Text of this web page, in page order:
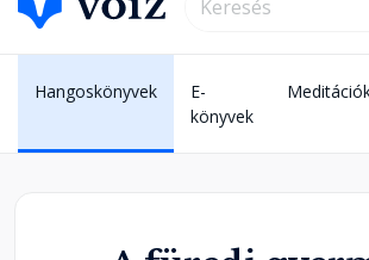
Hangoskönyvek
E-
könyvek